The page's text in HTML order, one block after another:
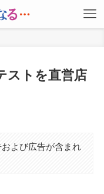
ストを直営店
よび広告が含まれ